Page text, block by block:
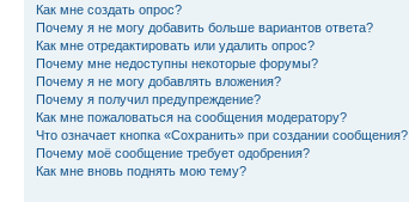
Как мне создать опрос?
Почему я не могу добавить больше вариантов ответа?
Как мне отредактировать или удалить опрос?
Почему мне недоступны некоторые форумы?
Почему я не могу добавлять вложения?
Почему я получил предупреждение?
Как мне пожаловаться на сообщения модератору?
Что означает кнопка «Сохранить» при создании сообщения?
Почему моё сообщение требует одобрения?
Как мне вновь поднять мою тему?